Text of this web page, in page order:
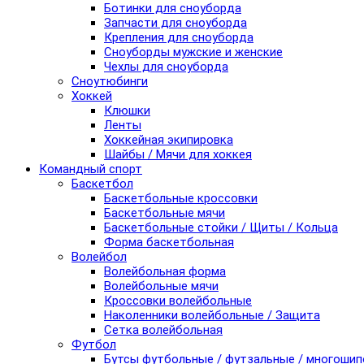
Ботинки для сноуборда
Запчасти для сноуборда
Крепления для сноуборда
Сноуборды мужские и женские
Чехлы для сноуборда
Сноутюбинги
Хоккей
Клюшки
Ленты
Хоккейная экипировка
Шайбы / Мячи для хоккея
Командный спорт
Баскетбол
Баскетбольные кроссовки
Баскетбольные мячи
Баскетбольные стойки / Щиты / Кольца
Форма баскетбольная
Волейбол
Волейбольная форма
Волейбольные мячи
Кроссовки волейбольные
Наколенники волейбольные / Защита
Сетка волейбольная
Футбол
Бутсы футбольные / футзальные /